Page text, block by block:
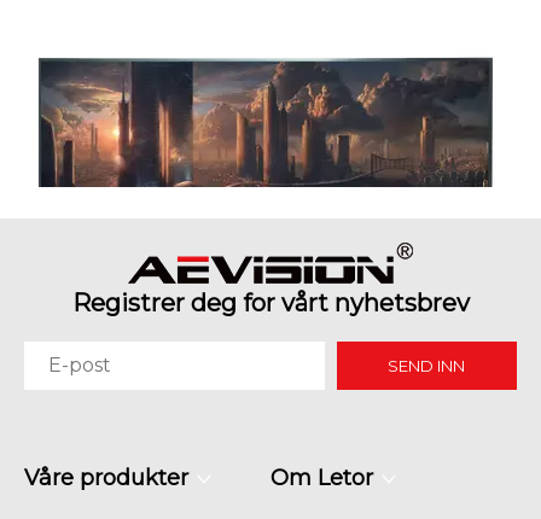
Kommandosentraler har ikke tid til ødelagte bilder.
Registrer deg for vårt nyhetsbrev
SEND INN
Våre produkter Om Letor